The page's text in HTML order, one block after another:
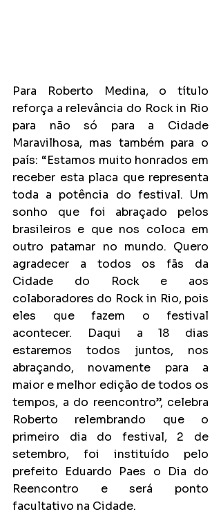
Para Roberto Medina, o título
reforça a relevância do Rock in Rio
para não só para a Cidade
Maravilhosa, mas também para o
país: “Estamos muito honrados em
receber esta placa que representa
toda a potência do festival. Um
sonho que foi abraçado pelos
brasileiros e que nos coloca em
outro patamar no mundo. Quero
agradecer a todos os fãs da
Cidade do Rock e aos
colaboradores do Rock in Rio, pois
eles que fazem o festival
acontecer. Daqui a 18 dias
estaremos todos juntos, nos
abraçando, novamente para a
maior e melhor edição de todos os
tempos, a do reencontro”, celebra
Roberto relembrando que o
primeiro dia do festival, 2 de
setembro, foi instituído pelo
prefeito Eduardo Paes o Dia do
Reencontro e será ponto
facultativo na Cidade.